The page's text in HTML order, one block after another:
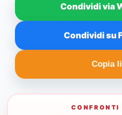
Condividi via
Condividi su
Copia
CONFRONTI